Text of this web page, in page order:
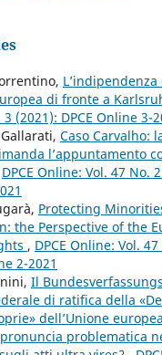
di fronte a
(2021): DPCE Online 3-
Caso Carvalho:
l’appuntamento
DPCE Online: Vol. 47 No.
Protecting
the Perspective of the
, DPCE Online: Vol.
2-2021
Il
di ratifica della
dell’Unione
problematica